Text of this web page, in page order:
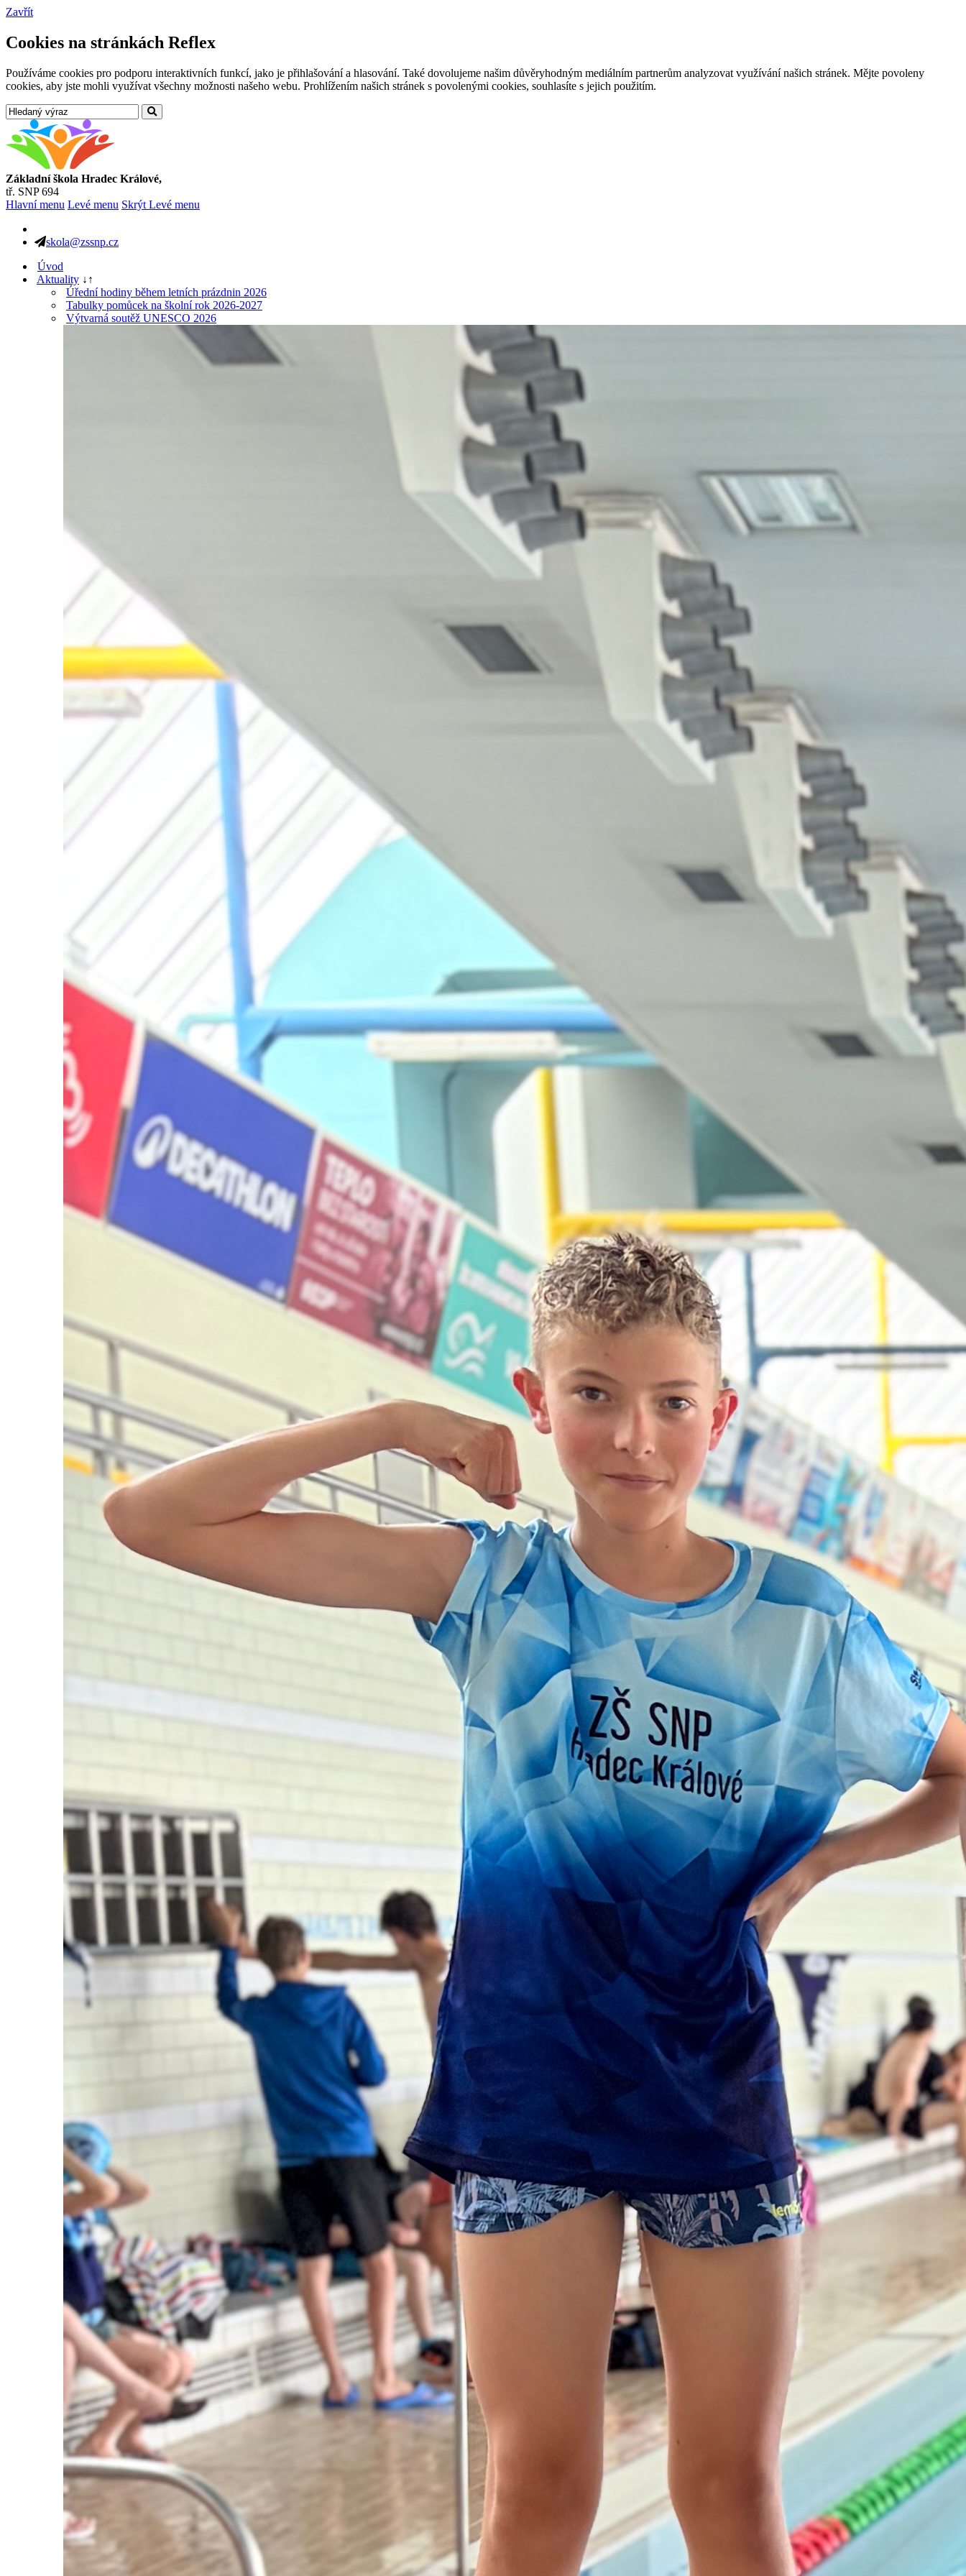
Zavřít
Cookies na stránkách Reflex
Používáme cookies pro podporu interaktivních funkcí, jako je přihlašování a hlasování. Také dovolujeme našim důvěryhodným mediálním partnerům analyzovat využívání našich stránek. Mějte povoleny
cookies, aby jste mohli využívat všechny možnosti našeho webu. Prohlížením našich stránek s povolenými cookies, souhlasíte s jejich použitím.
Základní škola Hradec Králové,
tř. SNP 694
Hlavní menu Levé menu Skrýt Levé menu
skola@zssnp.cz
Úvod
Aktuality ↓ ↑
Úřední hodiny během letních prázdnin 2026
Tabulky pomůcek na školní rok 2026-2027
Výtvarná soutěž UNESCO 2026